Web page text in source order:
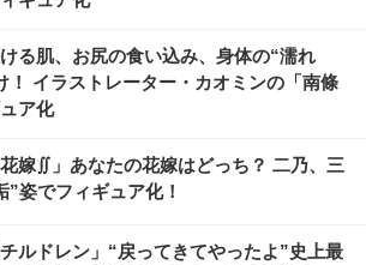
る肌、お尻の食い込み、身体の“濡れ
！ イラストレーター・カオミンの「南條
ア化
花嫁∬」あなたの花嫁はどっち？ 二乃、三
”姿でフィギュア化！
チルドレン」“戻ってきてやったよ”史上最